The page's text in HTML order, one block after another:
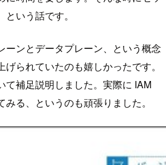
いう話です。
ーンとデータプレーン、という概念
られていたのも嬉しかったです。
て補足説明しました。実際に IAM
る、というのも頑張りました。